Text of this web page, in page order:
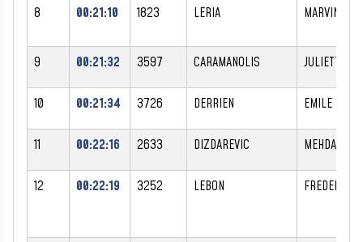
8 00:21:10 1823 LERIA MARVIN
9 00:21:32 3597 CARAMANOLIS JULIETTE
10 00:21:34 3726 DERRIEN EMILE
11 00:22:16 2633 DIZDAREVIC MEHDAN
12 00:22:19 3252 LEBON FREDERIC